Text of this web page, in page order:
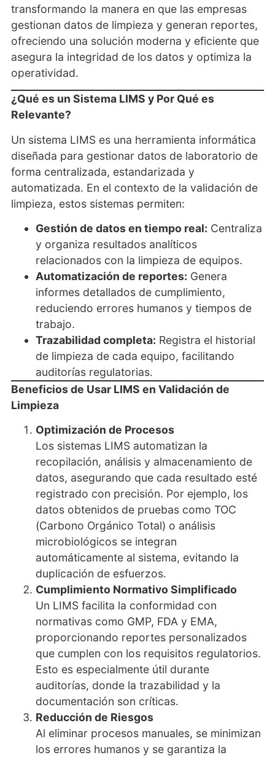
transformando la manera en que las empresas
gestionan datos de limpieza y generan reportes,
ofreciendo una solución moderna y eficiente que
asegura la integridad de los datos y optimiza la
operatividad.
¿Qué es un Sistema LIMS y Por Qué es
Relevante?
Un sistema LIMS es una herramienta informática
diseñada para gestionar datos de laboratorio de
forma centralizada, estandarizada y
automatizada. En el contexto de la validación de
limpieza, estos sistemas permiten:
Gestión de datos en tiempo real: Centraliza
y organiza resultados analíticos
relacionados con la limpieza de equipos.
Automatización de reportes: Genera
informes detallados de cumplimiento,
reduciendo errores humanos y tiempos de
trabajo.
Trazabilidad completa: Registra el historial
de limpieza de cada equipo, facilitando
auditorías regulatorias.
Beneficios de Usar LIMS en Validación de
Limpieza
Optimización de Procesos
Los sistemas LIMS automatizan la
recopilación, análisis y almacenamiento de
datos, asegurando que cada resultado esté
registrado con precisión. Por ejemplo, los
datos obtenidos de pruebas como TOC
(Carbono Orgánico Total) o análisis
microbiológicos se integran
automáticamente al sistema, evitando la
duplicación de esfuerzos.
Cumplimiento Normativo Simplificado
Un LIMS facilita la conformidad con
normativas como GMP, FDA y EMA,
proporcionando reportes personalizados
que cumplen con los requisitos regulatorios.
Esto es especialmente útil durante
auditorías, donde la trazabilidad y la
documentación son críticas.
Reducción de Riesgos
Al eliminar procesos manuales, se minimizan
los errores humanos y se garantiza la